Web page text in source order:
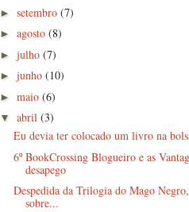
► setembro (7)
► agosto (8)
► julho (7)
► junho (10)
► maio (6)
▼ abril (3)
Eu devia ter colocado um livro na
6º BookCrossing Blogueiro e as
desapego
Despedida da Trilogia do Mago
sobre...